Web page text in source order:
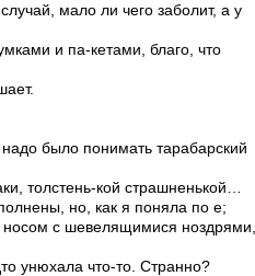
мало ли чего заболит, а у
и па-кетами, благо, что
было понимать тарабарский
толстень-кой страшненькой…
но, как я поняла по е;
с шевелящимися ноздрями,
унюхала что-то. Странно?